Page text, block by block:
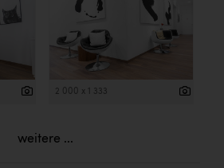
2 000 x 1 333
weitere ...